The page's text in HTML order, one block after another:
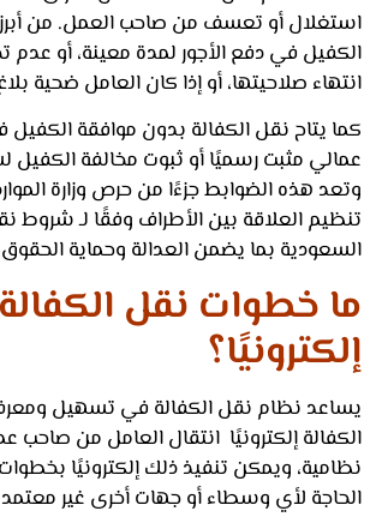
أو تعسف من صاحب العمل. من أبرز هذه
في دفع الأجور لمدة معينة، أو عدم تجديد
صلاحيتها، أو إذا كان العامل ضحية بلاغ
يتاح نقل الكفالة بدون موافقة الكفيل في
مثبت رسميًا أو ثبوت مخالفة الكفيل
هذه الضوابط جزءًا من حرص وزارة الموارد
العلاقة بين الأطراف وفقًا لـ شروط نقل
بما يضمن العدالة وحماية الحقوق.
خطوات نقل الكفالة
نظام نقل الكفالة في تسهيل ومعرفة
إلكترونيًا انتقال العامل من صاحب عمل
ويمكن تنفيذ ذلك إلكترونيًا بخطوات
لأي وسطاء أو جهات أخرى غير معتمدة،